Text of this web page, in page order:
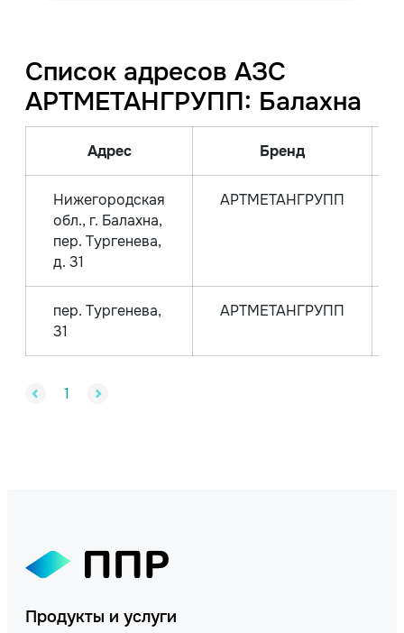
Список адресов АЗС
АРТМЕТАНГРУПП: Балахна
Адрес Бренд
Нижегородская
обл., г. Балахна,
пер. Тургенева,
д. 31
АРТМЕТАНГРУПП
пер. Тургенева,
31
АРТМЕТАНГРУПП
1
Продукты и услуги